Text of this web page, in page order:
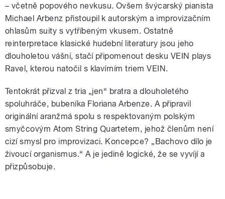
– včetně popového nevkusu. Ovšem švýcarský pianista
Michael Arbenz přistoupil k autorským a improvizačním
ohlasům suity s vytříbeným vkusem. Ostatně
reinterpretace klasické hudební literatury jsou jeho
dlouholetou vášní, stačí připomenout desku VEIN plays
Ravel, kterou natočil s klavírním triem VEIN.
Tentokrát přizval z tria „jen“ bratra a dlouholetého
spoluhráče, bubeníka Floriana Arbenze. A připravil
originální aranžmá spolu s respektovaným polským
smyčcovým Atom String Quartetem, jehož členům není
cizí smysl pro improvizaci. Koncepce? „Bachovo dílo je
živoucí organismus.“ A je jedině logické, že se vyvíjí a
přizpůsobuje.